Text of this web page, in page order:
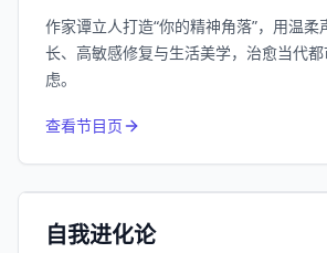
作家谭立人打造“你的精神角落”，用温柔
长、高敏感修复与生活美学，治愈当代
虑。
查看节目页
小宇宙 精选
自我进化论